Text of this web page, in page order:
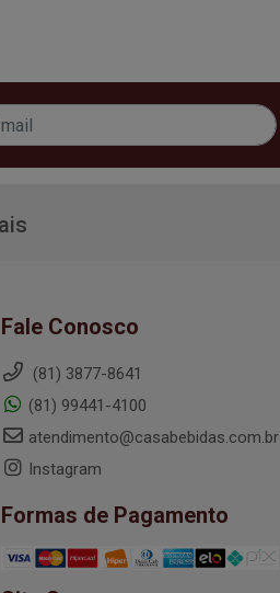
Fale Conosco
(81) 3877-8641
(81) 99441-4100
atendimento@casabebidas.com.br
Instagram
Formas de Pagamento